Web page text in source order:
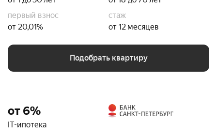
первый взнос
от 20,01%
стаж
от 12 месяцев
Подобрать квартиру
от 6%
IT-ипотека